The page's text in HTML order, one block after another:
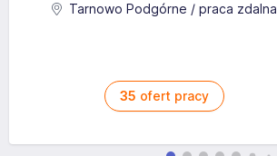
Tarnowo Podgórne / praca zdalna
35 ofert pracy